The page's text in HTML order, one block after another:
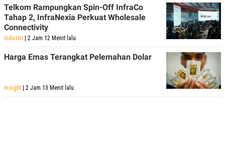
Telkom Rampungkan Spin-Off InfraCo
Tahap 2, InfraNexia Perkuat Wholesale
Connectivity
Industri | 2 Jam 12 Menit lalu
Harga Emas Terangkat Pelemahan Dolar
Insight | 2 Jam 13 Menit lalu